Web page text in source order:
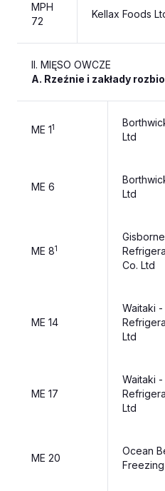
MPH
72
Kellax Foods
II. MIĘSO OWCZE
A. Rzeźnie i zakłady
ME 11
Ltd
ME 6
Ltd
ME 81
Gisborne
Co. Ltd
ME 14
Waitaki -
Ltd
ME 17
Waitaki -
Ltd
ME 20
Ocean